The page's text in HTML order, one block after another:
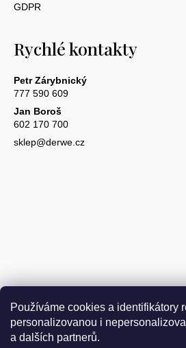
Používáme cookies a identifikátory
personalizovanou i
a dalších partnerů.
GDPR
Rychlé kontakty
Petr Zárybnický
777 590 609
Jan Boroš
602 170 700
sklep@derwe.cz